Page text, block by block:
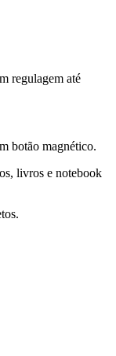
regulagem até
botão magnético.
livros e notebook